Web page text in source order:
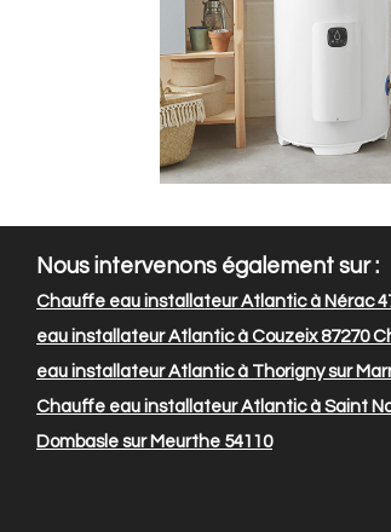
Nous intervenons également sur :
Chauffe eau installateur Atlantic à Nérac
eau installateur Atlantic à Couzeix 87270
eau installateur Atlantic à Thorigny sur
Chauffe eau installateur Atlantic à Saint
Dombasle sur Meurthe 54110